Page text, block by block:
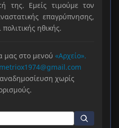
της. Εμείς τιμούμε τον
επαγρύπνησης,
ηθικής.
μας στο μενού «Αρχείο».
χωρίς